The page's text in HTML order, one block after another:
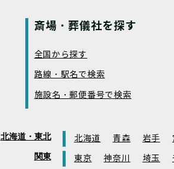
斎場・葬儀社を探す
全国から探す
路線・駅名で検索
施設名・郵便番号で検索
北海道・東北 北海道 青森 岩手
関東 東京 神奈川 埼玉